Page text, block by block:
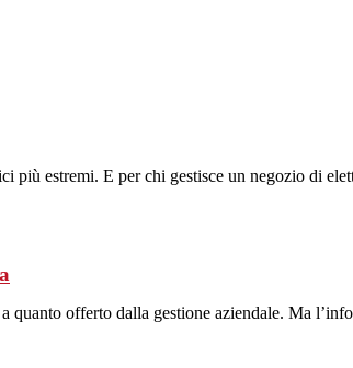
estremi. E per chi gestisce un negozio di
offerto dalla gestione aziendale. Ma